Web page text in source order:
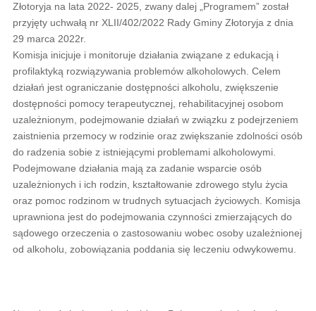
Złotoryja na lata 2022- 2025, zwany dalej „Programem” został
przyjęty uchwałą nr XLII/402/2022 Rady Gminy Złotoryja z dnia
29 marca 2022r.
Komisja inicjuje i monitoruje działania związane z edukacją i
profilaktyką rozwiązywania problemów alkoholowych. Celem
działań jest ograniczanie dostępności alkoholu, zwiększenie
dostępności pomocy terapeutycznej, rehabilitacyjnej osobom
uzależnionym, podejmowanie działań w związku z podejrzeniem
zaistnienia przemocy w rodzinie oraz zwiększanie zdolności osób
do radzenia sobie z istniejącymi problemami alkoholowymi.
Podejmowane działania mają za zadanie wsparcie osób
uzależnionych i ich rodzin, kształtowanie zdrowego stylu życia
oraz pomoc rodzinom w trudnych sytuacjach życiowych. Komisja
uprawniona jest do podejmowania czynności zmierzających do
sądowego orzeczenia o zastosowaniu wobec osoby uzależnionej
od alkoholu, zobowiązania poddania się leczeniu odwykowemu.